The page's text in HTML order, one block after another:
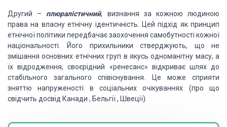
Другий – плюралістичний, визнання за кожною людиною
права на власну етнічну ідентичність. Цей підхід якпринцип
етнічної політики передбачає заохочення самобутності кожної
національності.
Його прихильники стверджують, що не
змішання основних етнічних груп в якусь одноманітну масу, а
їх відродження, своєрідний «ренесанс» відкриває шлях до
стабільного загального співіснування. Це може сприяти
зняттю напруженості в соціальних очікуваннях (про що
свідчить досвід Канади , Бельгії , Швеції).